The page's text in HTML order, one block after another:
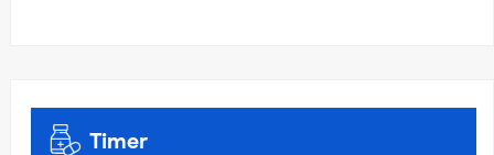
Timer